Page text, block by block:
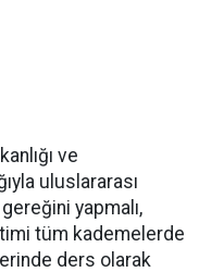
ve
uluslararası
yapmalı,
tüm kademelerde
ders olarak